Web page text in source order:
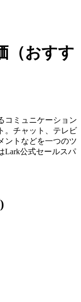
（おすす
コミュニケーション
。チャット、テレビ
ントなどを一つのツ
Lark公式セールスパ